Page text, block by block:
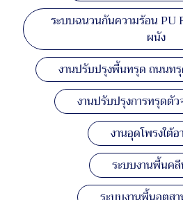
ระบบฉนวนกันความร้อน PU
ผนัง
งานปรับปรุงพื้นทรุด ถนนทรุ
งานปรับปรุงการทรุดตั
งานอุดโพรงใต้อ
ระบบงานพื้นค